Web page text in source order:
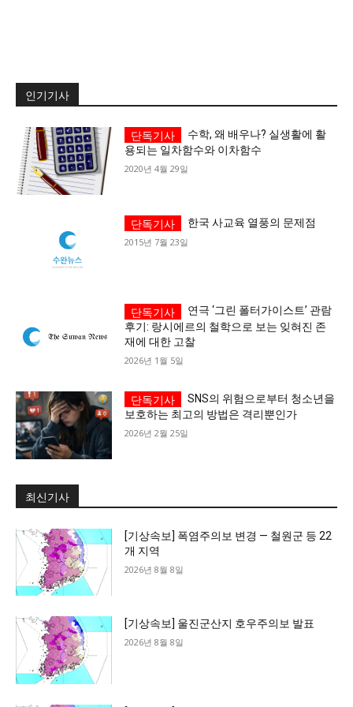
인기기사
수학, 왜 배우나? 실생활에 활
용되는 일차함수와 이차함수
2020년 4월 29일
한국 사교육 열풍의 문제점
2015년 7월 23일
연극 ‘그린 폴터가이스트’ 관람
후기: 랑시에르의 철학으로 보는 잊혀진 존
재에 대한 고찰
2026년 1월 5일
SNS의 위험으로부터 청소년을
보호하는 최고의 방법은 격리뿐인가
2026년 2월 25일
최신기사
[기상속보] 폭염주의보 변경 — 철원군 등 22
개 지역
2026년 8월 8일
[기상속보] 울진군산지 호우주의보 발표
2026년 8월 8일